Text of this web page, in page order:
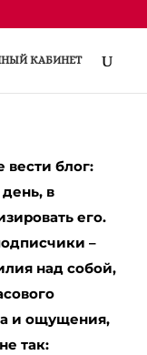
КАБИНЕТ
вести блог:
день, в
его.
–
над собой,
и ощущения,
так: